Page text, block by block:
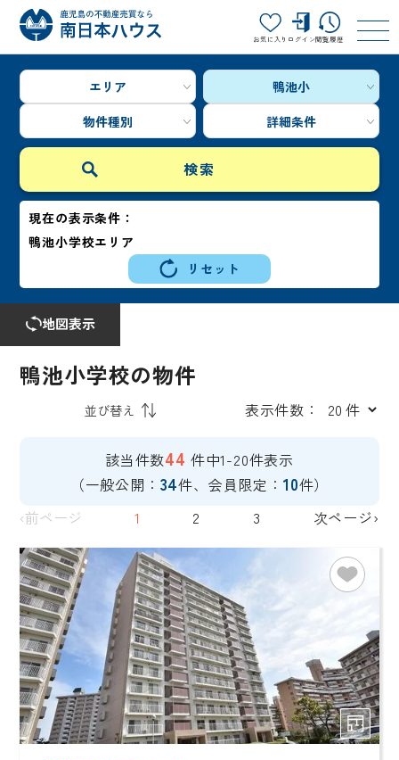
お気に入り ログイン閲覧履歴
エリア
鴨池小
物件種別
詳細条件
現在の表示条件：
鴨池小学校エリア
リセット
地図表示
鴨池小学校の物件
表示件数：
該当件数44 件中1-20件表示
（一般公開： 34件、会員限定： 10件）
‹前ページ
1 2 3 次ページ›